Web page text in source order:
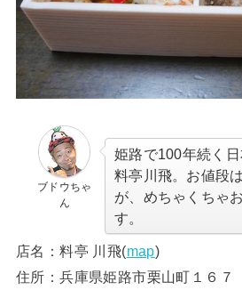
ブドウちゃ
ん
姫路で100年続く日
料亭川飛。お値段
が、めちゃくちゃ
す。
店名：料亭 川飛(map)
住所：兵庫県姫路市栗山町１６７